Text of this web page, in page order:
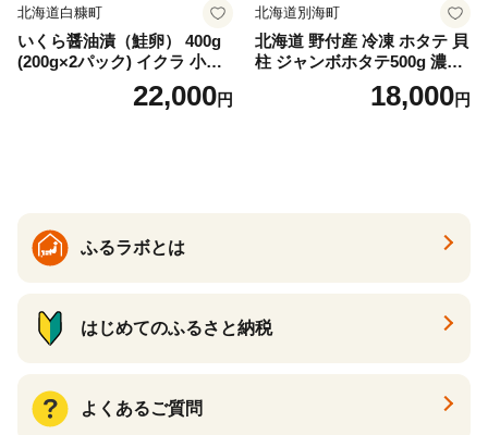
北海道白糠町
いくら醤油漬（鮭卵） 400g
(200g×2パック) イクラ 小分
け いくら醤油漬 鮭いくら い
くら醤油漬け 鮭 鮭卵 ikura
22,000円
北海道別海町
北海道 野付産 冷凍 ホタテ 貝
柱 ジャンボホタテ500g 濃厚
な旨味と甘み （ほたて ホタ
テ 帆立 貝柱 ホタテ貝柱 大玉
18,000円
ふるラボとは
はじめてのふるさと納税
よくあるご質問